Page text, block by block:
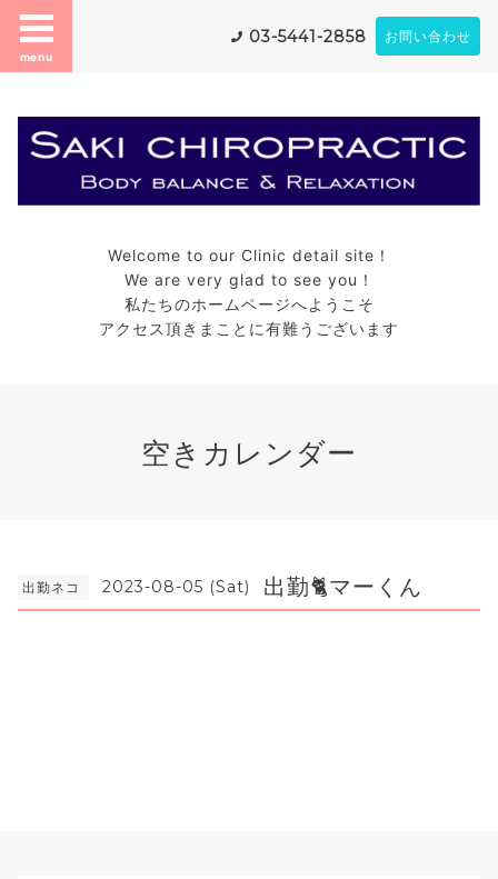
menu
03-5441-2858 お問い合わせ
Welcome to our Clinic detail site！
We are very glad to see you！
私たちのホームページへようこそ
アクセス頂きまことに有難うございます
空きカレンダー
出勤ネコ 2023-08-05 (Sat) 出勤🐈マーくん